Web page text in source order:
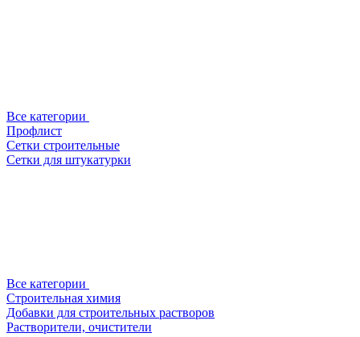
Все категории
Профлист
Сетки строительные
Сетки для штукатурки
Все категории
Строительная химия
Добавки для строительных растворов
Растворители, очистители